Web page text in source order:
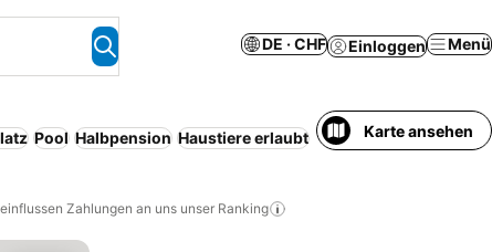
DE · CHF Einloggen Menü
Pool Halbpension Haustiere erlaubt Spa Karte ansehen
Zahlungen an uns unser Ranking